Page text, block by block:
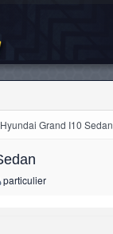
Hyundai Grand I10 Sedan
particulier